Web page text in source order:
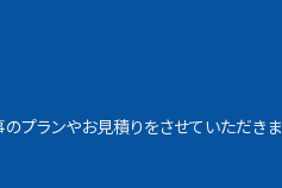
ランやお見積りをさせていただきま